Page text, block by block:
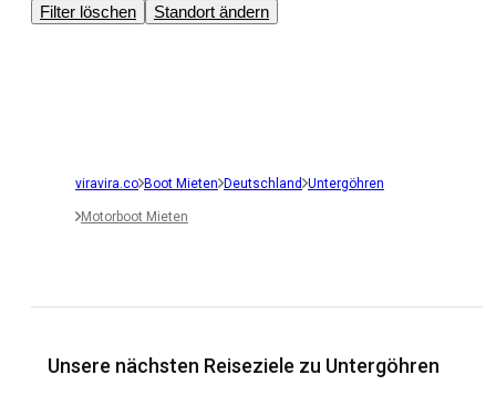
Filter löschen Standort ändern
viravira.co Boot Mieten Deutschland Untergöhren
Motorboot Mieten
Unsere nächsten Reiseziele zu Untergöhren